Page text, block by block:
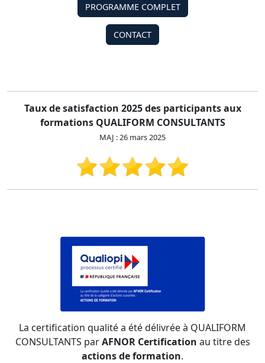
PROGRAMME COMPLET
CONTACT
Taux de satisfaction 2025 des participants aux
formations QUALIFORM CONSULTANTS
MAJ : 26 mars 2025
La certification qualité a été délivrée à QUALIFORM
CONSULTANTS parAFNOR Certification au titre des
actions de formation.